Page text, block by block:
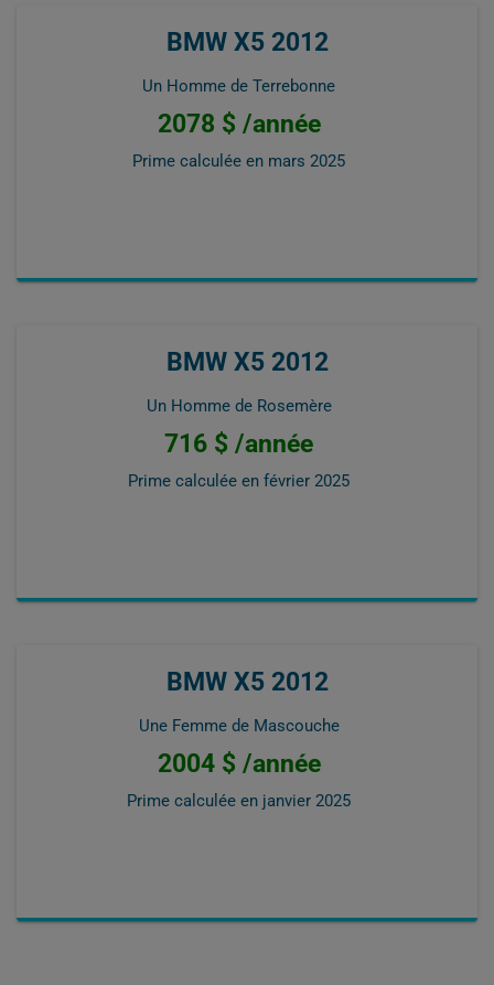
BMW X5 2012
Un Homme de Terrebonne
2078 $ /année
Prime calculée en mars 2025
BMW X5 2012
Un Homme de Rosemère
716 $ /année
Prime calculée en février 2025
BMW X5 2012
Une Femme de Mascouche
2004 $ /année
Prime calculée en janvier 2025